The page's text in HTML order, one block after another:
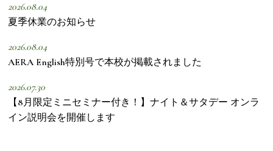
2026.08.04
夏季休業のお知らせ
2026.08.04
AERA English特別号で本校が掲載されました
2026.07.30
【8月限定ミニセミナー付き！】ナイト＆サタデー オンラ
イン説明会を開催します